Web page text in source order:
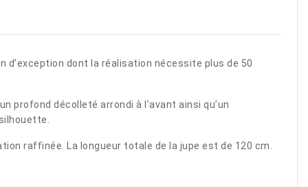
d’exception dont la réalisation nécessite plus de 50
profond décolleté arrondi à l’avant ainsi qu’un
raffinée. La longueur totale de la jupe est de 120 cm.